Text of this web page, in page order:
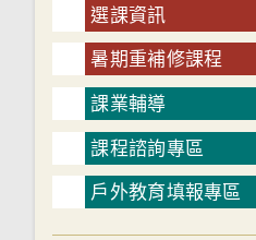
選課資訊
暑期重補修課程
課業輔導
課程諮詢專區
戶外教育填報專區